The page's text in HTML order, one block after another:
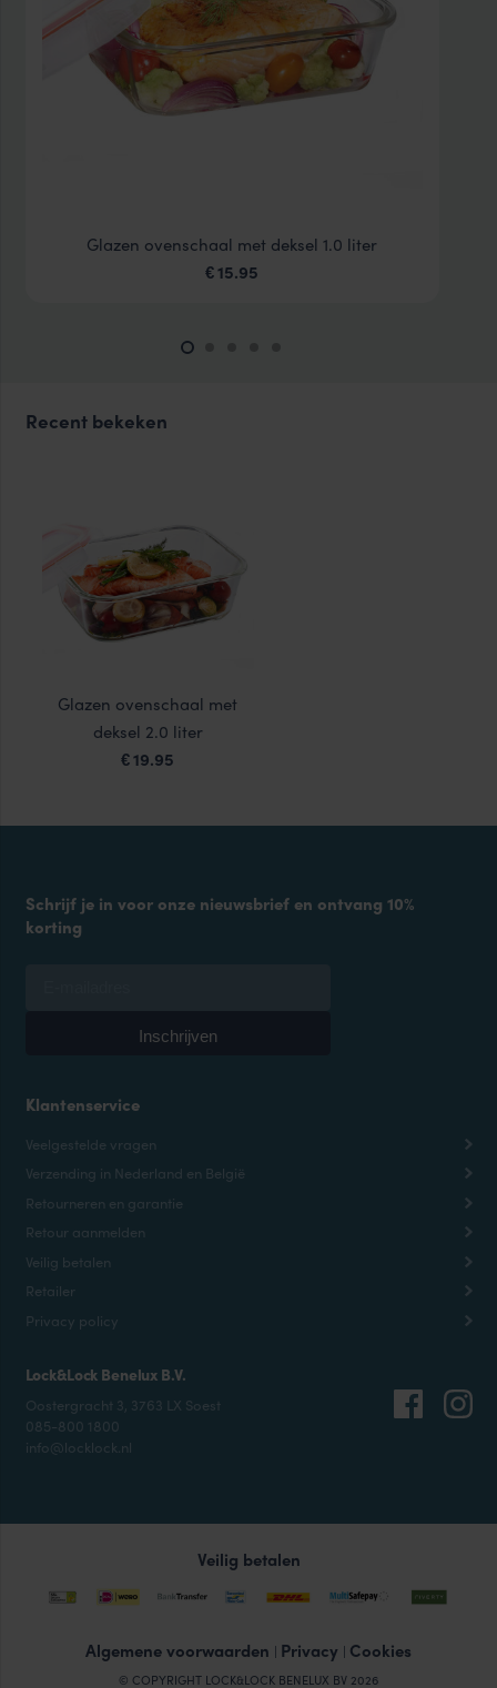
Glazen ovenschaal met deksel 1.0 liter
€15.95
Recent bekeken
Glazen ovenschaal met
deksel 2.0 liter
€19.95
Klantenservice
Veelgestelde vragen
Verzending in Nederland en België
Retourneren en garantie
Retour aanmelden
Veilig betalen
Retailer
Privacy policy
Lock&Lock Benelux B.V.
Oostergracht 3, 3763 LX Soest
085-800 1800
info@locklock.nl
Schrijf je in voor onze nieuwsbrief en ontvang 10%
korting
Veilig betalen
Algemene voorwaarden | Privacy | Cookies
© COPYRIGHT LOCK&LOCK BENELUX BV 2026